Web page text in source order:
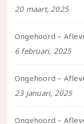
20 maart, 2025
6 februari, 2025
23 januari, 2025